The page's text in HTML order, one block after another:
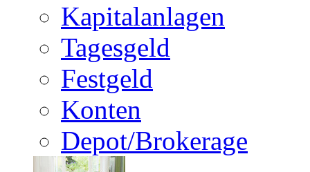
Kapitalanlagen
Tagesgeld
Festgeld
Konten
Depot/Brokerage